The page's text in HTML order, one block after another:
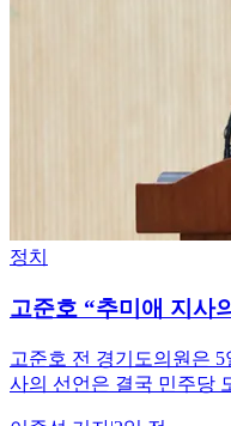
정치
고준호 “추미애 지사
고준호 전 경기도의원은
사의 선언은 결국 민주당